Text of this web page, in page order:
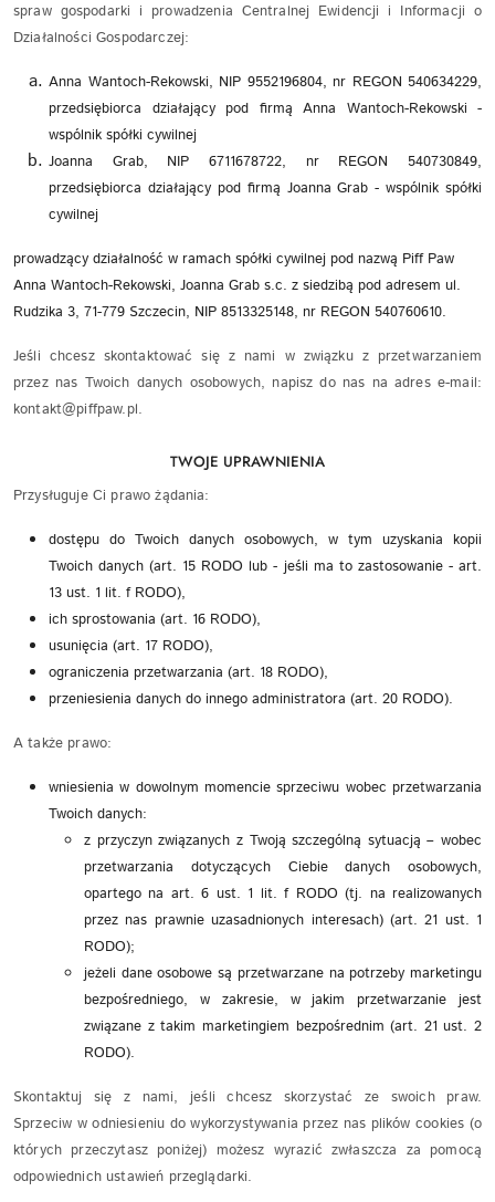
spraw gospodarki i prowadzenia Centralnej Ewidencji i Informacji o
Działalności Gospodarczej:
Anna Wantoch-Rekowski, NIP 9552196804, nr REGON 540634229,
przedsiębiorca działający pod firmą Anna Wantoch-Rekowski -
wspólnik spółki cywilnej
Joanna Grab, NIP 6711678722, nr REGON 540730849,
przedsiębiorca działający pod firmą Joanna Grab - wspólnik spółki
cywilnej
prowadzący działalność w ramach spółki cywilnej pod nazwą Piff Paw
Anna Wantoch-Rekowski, Joanna Grab s.c. z siedzibą pod adresem ul.
Rudzika 3, 71-779 Szczecin, NIP 8513325148, nr REGON 540760610.
Jeśli chcesz skontaktować się z nami w związku z przetwarzaniem
przez nas Twoich danych osobowych, napisz do nas na adres e-mail:
kontakt@piffpaw.pl.
TWOJE UPRAWNIENIA
Przysługuje Ci prawo żądania:
dostępu do Twoich danych osobowych, w tym uzyskania kopii
Twoich danych (art. 15 RODO lub - jeśli ma to zastosowanie - art.
13 ust. 1 lit. f RODO),
ich sprostowania (art. 16 RODO),
usunięcia (art. 17 RODO),
ograniczenia przetwarzania (art. 18 RODO),
przeniesienia danych do innego administratora (art. 20 RODO).
A także prawo:
wniesienia w dowolnym momencie sprzeciwu wobec przetwarzania
Twoich danych:
z przyczyn związanych z Twoją szczególną sytuacją – wobec
przetwarzania dotyczących Ciebie danych osobowych,
opartego na art. 6 ust. 1 lit. f RODO (tj. na realizowanych
przez nas prawnie uzasadnionych interesach) (art. 21 ust. 1
RODO);
jeżeli dane osobowe są przetwarzane na potrzeby marketingu
bezpośredniego, w zakresie, w jakim przetwarzanie jest
związane z takim marketingiem bezpośrednim (art. 21 ust. 2
RODO).
Skontaktuj się z nami, jeśli chcesz skorzystać ze swoich praw.
Sprzeciw w odniesieniu do wykorzystywania przez nas plików cookies (o
których przeczytasz poniżej) możesz wyrazić zwłaszcza za pomocą
odpowiednich ustawień przeglądarki.